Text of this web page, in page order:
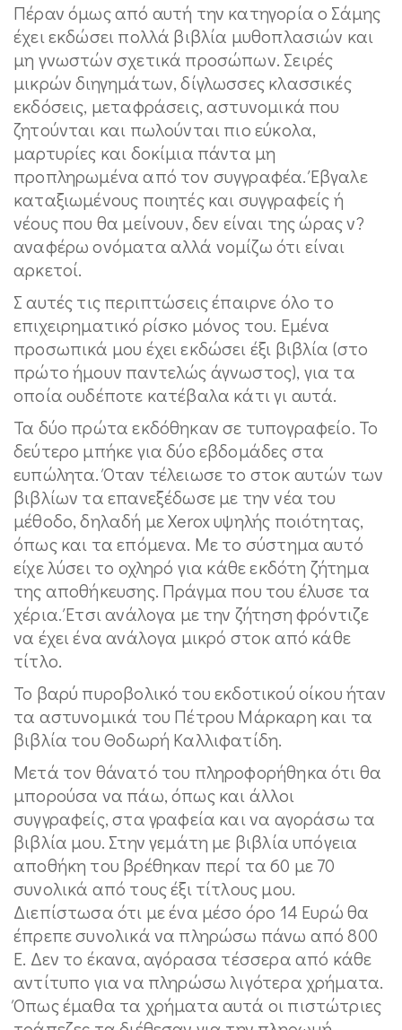
Πέραν όμως από αυτή την κατηγορία ο Σάμης
έχει εκδώσει πολλά βιβλία μυθοπλασιών και
μη γνωστών σχετικά προσώπων. Σειρές
μικρών διηγημάτων, δίγλωσσες κλασσικές
εκδόσεις, μεταφράσεις, αστυνομικά που
ζητούνται και πωλούνται πιο εύκολα,
μαρτυρίες και δοκίμια πάντα μη
προπληρωμένα από τον συγγραφέα. Έβγαλε
καταξιωμένους ποιητές και συγγραφείς ή
νέους που θα μείνουν, δεν είναι της ώρας ν?
αναφέρω ονόματα αλλά νομίζω ότι είναι
αρκετοί.
Σ αυτές τις περιπτώσεις έπαιρνε όλο το
επιχειρηματικό ρίσκο μόνος του. Εμένα
προσωπικά μου έχει εκδώσει έξι βιβλία (στο
πρώτο ήμουν παντελώς άγνωστος), για τα
οποία ουδέποτε κατέβαλα κάτι γι αυτά.
Τα δύο πρώτα εκδόθηκαν σε τυπογραφείο. Το
δεύτερο μπήκε για δύο εβδομάδες στα
ευπώλητα. Όταν τέλειωσε το στοκ αυτών των
βιβλίων τα επανεξέδωσε με την νέα του
μέθοδο, δηλαδή με Xerox υψηλής ποιότητας,
όπως και τα επόμενα. Με το σύστημα αυτό
είχε λύσει το οχληρό για κάθε εκδότη ζήτημα
της αποθήκευσης. Πράγμα που του έλυσε τα
χέρια. Έτσι ανάλογα με την ζήτηση φρόντιζε
να έχει ένα ανάλογα μικρό στοκ από κάθε
τίτλο.
Το βαρύ πυροβολικό του εκδοτικού οίκου ήταν
τα αστυνομικά του Πέτρου Μάρκαρη και τα
βιβλία του Θοδωρή Καλλιφατίδη.
Μετά τον θάνατό του πληροφορήθηκα ότι θα
μπορούσα να πάω, όπως και άλλοι
συγγραφείς, στα γραφεία και να αγοράσω τα
βιβλία μου. Στην γεμάτη με βιβλία υπόγεια
αποθήκη του βρέθηκαν περί τα 60 με 70
συνολικά από τους έξι τίτλους μου.
Διεπίστωσα ότι με ένα μέσο όρο 14 Ευρώ θα
έπρεπε συνολικά να πληρώσω πάνω από 800
Ε. Δεν το έκανα, αγόρασα τέσσερα από κάθε
αντίτυπο για να πληρώσω λιγότερα χρήματα.
Όπως έμαθα τα χρήματα αυτά οι πιστώτριες